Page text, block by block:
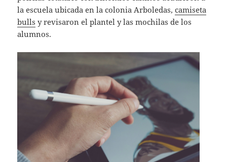
la escuela ubicada en la colonia Arboledas,camiseta
bulls y revisaron el plantel y las mochilas de los
alumnos.